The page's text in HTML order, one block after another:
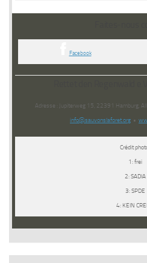
Facebook
Adresse : Jupiterweg 15, 22391 Hamburg,
info@sauvonslaforet.org •
Crédit
1: frei
2: SADIA
3: SPDE
4: KEIN